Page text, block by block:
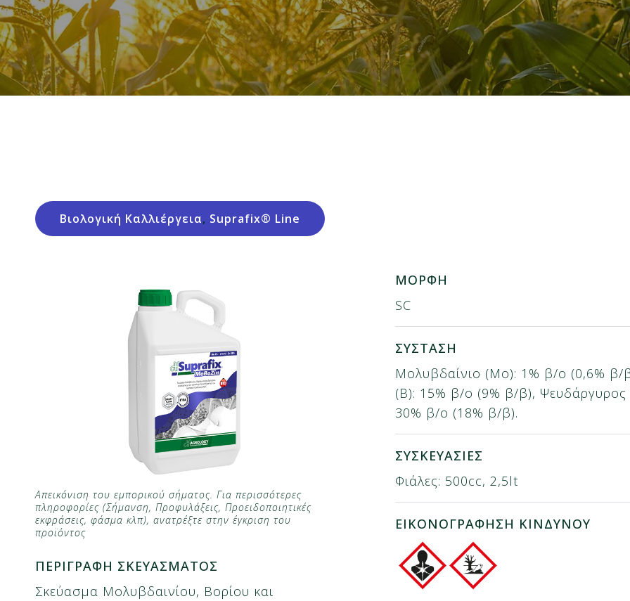
Βιολογική Καλλιέργεια, Suprafix® Line
Απεικόνιση του εμπορικού σήματος. Για περισσότερες
πληροφορίες (Σήμανση, Προφυλάξεις, Προειδοποιητικές
εκφράσεις, φάσμα κλπ), ανατρέξτε στην έγκριση του
προϊόντος
ΠΕΡΙΓΡΑΦΗ ΣΚΕΥΑΣΜΑΤΟΣ
Σκεύασμα Μολυβδαινίου, Βορίου και
ΜΟΡΦΗ
SC
ΣΥΣΤΑΣΗ
Μολυβδαίνιο (Mo): 1% β/ο (0,6% β/
(B): 15% β/ο (9% β/β), Ψευδάργυρος
30% β/ο (18% β/β).
ΣΥΣΚΕΥΑΣΙΕΣ
Φιάλες: 500cc, 2,5lt
ΕΙΚΟΝΟΓΡΑΦΗΣΗ ΚΙΝΔΥΝΟΥ